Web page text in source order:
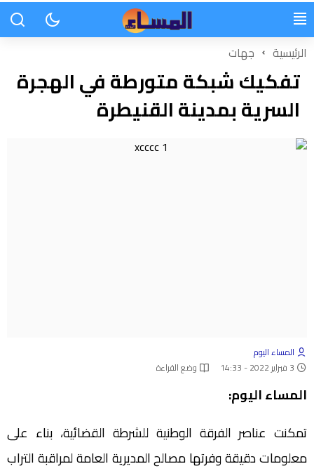
الرئيسية جهات
تفكيك شبكة متورطة في الهجرة
السرية بمدينة القنيطرة
المساء اليوم
3 فبراير 2022 - 14:33
وضع القراءة
المساء اليوم:
تمكنت عناصر الفرقة الوطنية للشرطة القضائية، بناء على
معلومات دقيقة وفرتها مصالح المديرية العامة لمراقبة التراب